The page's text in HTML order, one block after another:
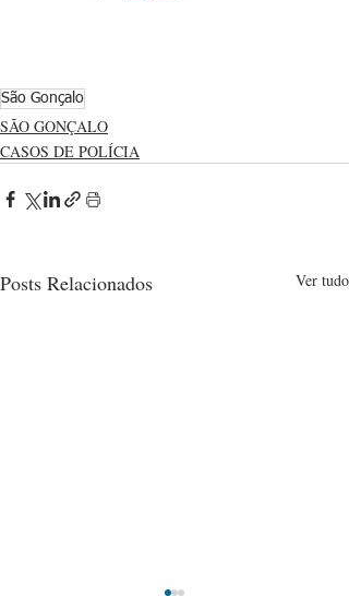
São Gonçalo
SÃO GONÇALO
CASOS DE POLÍCIA
Posts Relacionados Ver tudo